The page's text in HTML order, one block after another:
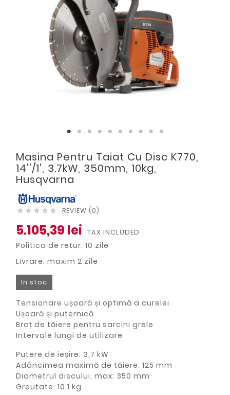
Masina Pentru Taiat Cu Disc K770,
14''/1', 3.7kW, 350mm, 10kg,
Husqvarna
     REVIEW (0)
5.105,39 lei TAX INCLUDED
Politica de retur: 10 zile
Livrare: maxim 2 zile
In stoc
Tensionare ușoară și optimă a curelei
Ușoară și puternică
Braț de tăiere pentru sarcini grele
Intervale lungi de utilizare
Putere de ieșire: 3,7 kW
Adâncimea maximă de tăiere: 125 mm
Diametrul discului, max: 350 mm
Greutate: 10,1 kg